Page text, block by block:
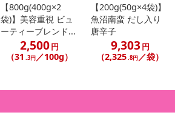
【800g(400g×2
袋)】美容重視 ビュ
ーティーブレンド...
2,500円
（31 .3円／100g）
【200g(50g×4袋)】
魚沼南蛮 だし入り
唐辛子
9,303円
（2,325.8円／袋）